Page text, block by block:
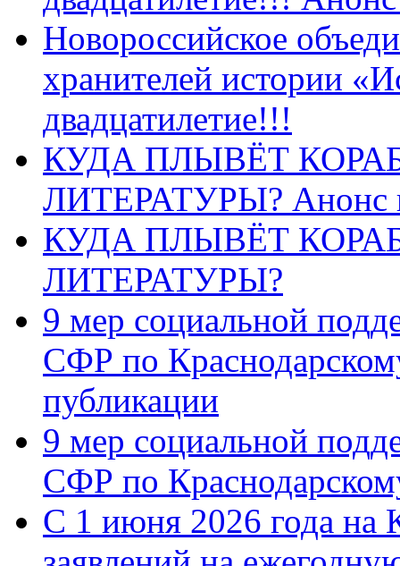
Новороссийское
хранителей истории
двадцатилетие!!!
КУДА ПЛЫВЁТ
ЛИТЕРАТУРЫ? Анонс
КУДА ПЛЫВЁТ
ЛИТЕРАТУРЫ?
9 мер социальной
СФР по
публикации
9 мер социальной
СФР по
С 1 июня 2026 года на